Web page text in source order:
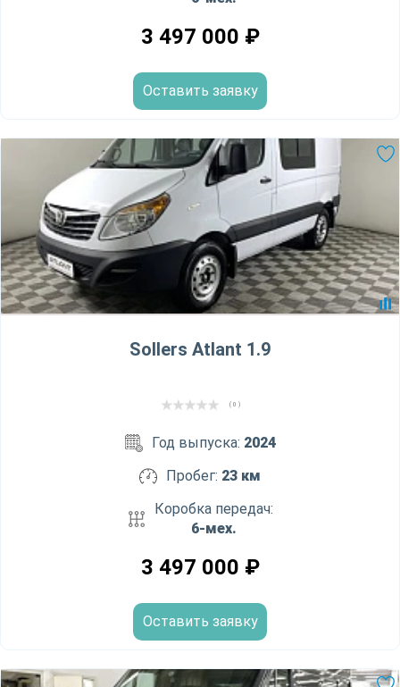
3 497 000 ₽
Оставить заявку
Sollers Atlant 1.9
( 0 )
Год выпуска: 2024
Пробег: 23 км
Коробка передач:
6-мех.
3 497 000 ₽
Оставить заявку